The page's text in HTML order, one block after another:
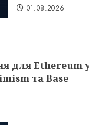
01.08.2026
для Ethereum
та Base